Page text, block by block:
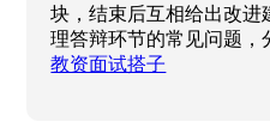
块，结束后互相给出改进
理答辩环节的常见问题，
教资面试搭子